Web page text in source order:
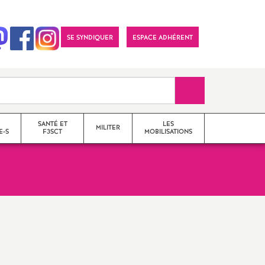
SE SYNDIQUER ESPACE ADHÉRENT
S
SANTÉ ET
F3SCT
MILITER
LES
MOBILISATIONS